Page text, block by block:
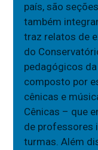
país, são
também
traz relatos de
do
pedagógicos
composto por
cênicas e
Cênicas – que
de professores
turmas. Além